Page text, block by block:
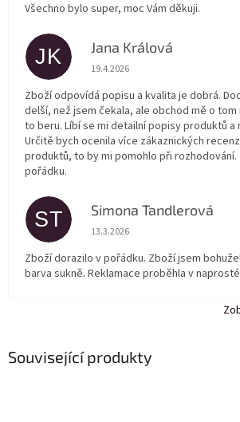
Související produkty
Všechno bylo super, moc Vám děkuji.
JK Jana Králová
Hodnocení obchodu je 5 z 5
19.4.2026
Zboží odpovídá popisu a kvalita je dobrá.
delší, než jsem čekala, ale obchod mě o
to beru. Líbí se mi detailní popisy produktů a
Určitě bych ocenila více zákaznických
produktů, to by mi pomohlo při rozhodování.
pořádku.
ST Simona Tandlerová
Hodnocení obchodu je 5 z 5
13.3.2026
Zboží dorazilo v pořádku. Zboží jsem
barva sukně. Reklamace proběhla v